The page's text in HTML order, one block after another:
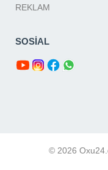
REKLAM
SOSİAL
© 2026